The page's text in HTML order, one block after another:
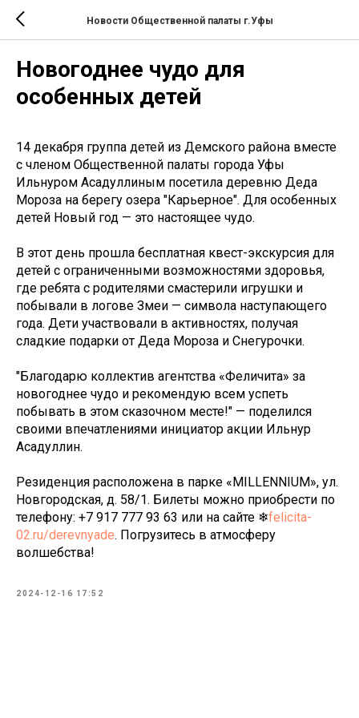
Новости Общественной палаты г.Уфы
Новогоднее чудо для
особенных детей
14 декабря группа детей из Демского района вместе
с членом Общественной палаты города Уфы
Ильнуром Асадуллиным посетила деревню Деда
Мороза на берегу озера "Карьерное". Для особенных
детей Новый год — это настоящее чудо.
В этот день прошла бесплатная квест-экскурсия для
детей с ограниченными возможностями здоровья,
где ребята с родителями смастерили игрушки и
побывали в логове Змеи — символа наступающего
года. Дети участвовали в активностях, получая
сладкие подарки от Деда Мороза и Снегурочки.
"Благодарю коллектив агентства «Феличита» за
новогоднее чудо и рекомендую всем успеть
побывать в этом сказочном месте!" — поделился
своими впечатлениями инициатор акции Ильнур
Асадуллин.
Резиденция расположена в парке «MILLENNIUM», ул.
Новгородская, д. 58/1. Билеты можно приобрести по
телефону: +7 917 777 93 63 или на сайте ❄felicita-
02.ru/derevnyade. Погрузитесь в атмосферу
волшебства!
2024-12-16 17:52